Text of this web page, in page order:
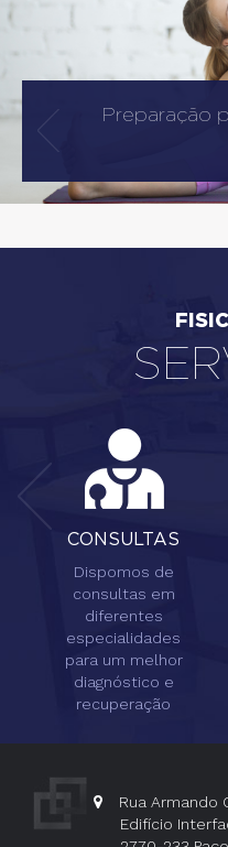
Preparação
CONSULTAS
Dispomos de
consultas em
diferentes
especialidades
para um melhor
diagnóstico e
recuperação
Rua Armando
Edifício